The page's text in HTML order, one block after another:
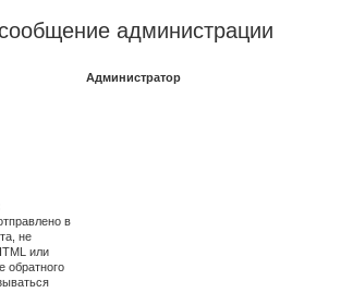
администрации
Администратор
в
не
или
обратного